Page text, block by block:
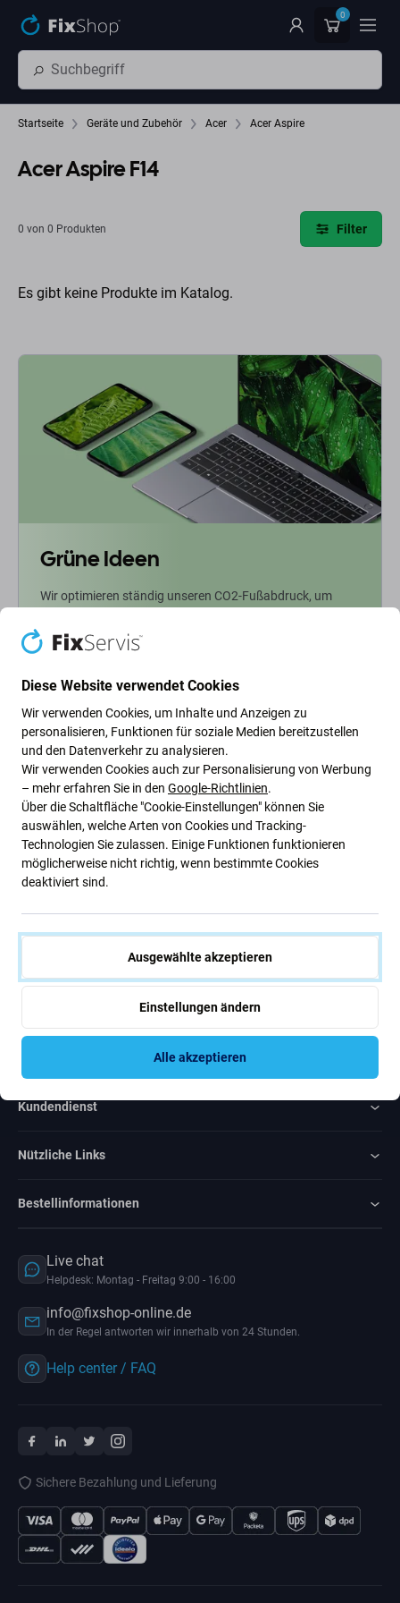
0
Startseite Geräte und Zubehör Acer Acer Aspire
Acer Aspire F14
0 von 0 Produkten Filter
Es gibt keine Produkte im Katalog.
Grüne Ideen
Wir optimieren ständig unseren CO2-Fußabdruck, um
wie wir unsere Prozesse anpassen, um unseren
Fußabdruck zu verringern.
Weiterlesen
Newsletter-Fix
Abonnieren Sie den regelmäßigen Newsletter über Rabatte und
Neuigkeiten
Abonnieren
Rated Excellent
Over
Kundendienst
Nützliche Links
Bestellinformationen
Live chat
Helpdesk: Montag - Freitag 9:00 - 16:00
info@fixshop-online.de
In der Regel antworten wir innerhalb von 24 Stunden.
Help center / FAQ
Sichere Bezahlung und Lieferung
Diese Website verwendet Cookies
Wir verwenden Cookies, um Inhalte und Anzeigen zu
personalisieren, Funktionen für soziale Medien bereitzustellen
und den Datenverkehr zu analysieren.
Wir verwenden Cookies auch zur Personalisierung von Werbung
– mehr erfahren Sie in den Google-Richtlinien.
Über die Schaltfläche "Cookie-Einstellungen" können Sie
auswählen, welche Arten von Cookies und Tracking-
Technologien Sie zulassen. Einige Funktionen funktionieren
möglicherweise nicht richtig, wenn bestimmte Cookies
deaktiviert sind.
Ausgewählte akzeptieren
Einstellungen ändern
Alle akzeptieren